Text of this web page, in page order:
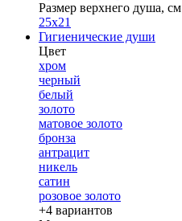
Размер верхнего душа, см
25х21
Гигиенические души
Цвет
хром
черный
белый
золото
матовое золото
бронза
антрацит
никель
сатин
розовое золото
+4 вариантов